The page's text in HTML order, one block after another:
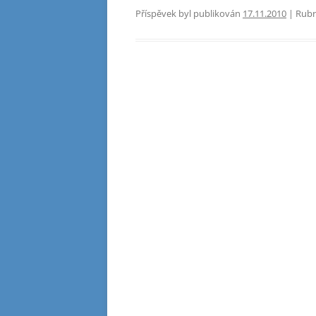
Příspěvek byl publikován 17.11.2010 |